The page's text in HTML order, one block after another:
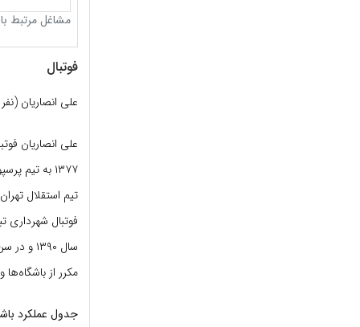
مشاغل مرتبط با
فوتبال
علی انصاریان (نفر
تیم استقلال
فوتبال شهرداری
مکرر از
جدول عملکرد